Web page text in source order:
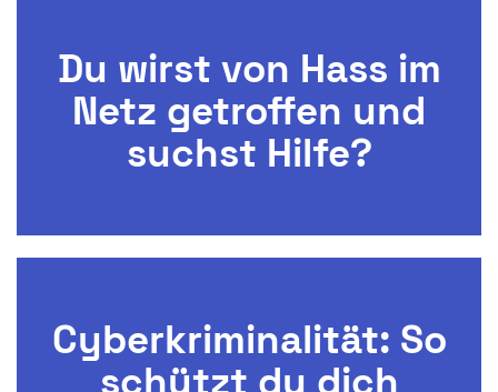
Du wirst von Hass im
Netz getroffen und
suchst Hilfe?
Cyberkriminalität: So
schützt du dich